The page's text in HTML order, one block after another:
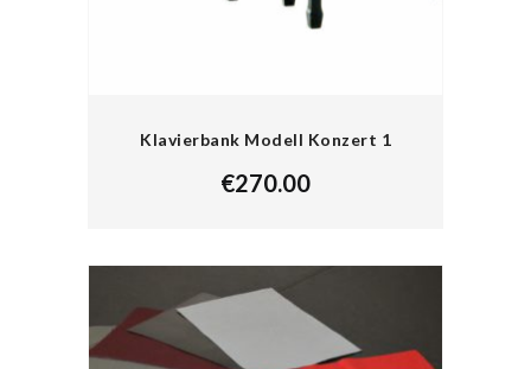
Klavierbank Modell Konzert 1
€270.00